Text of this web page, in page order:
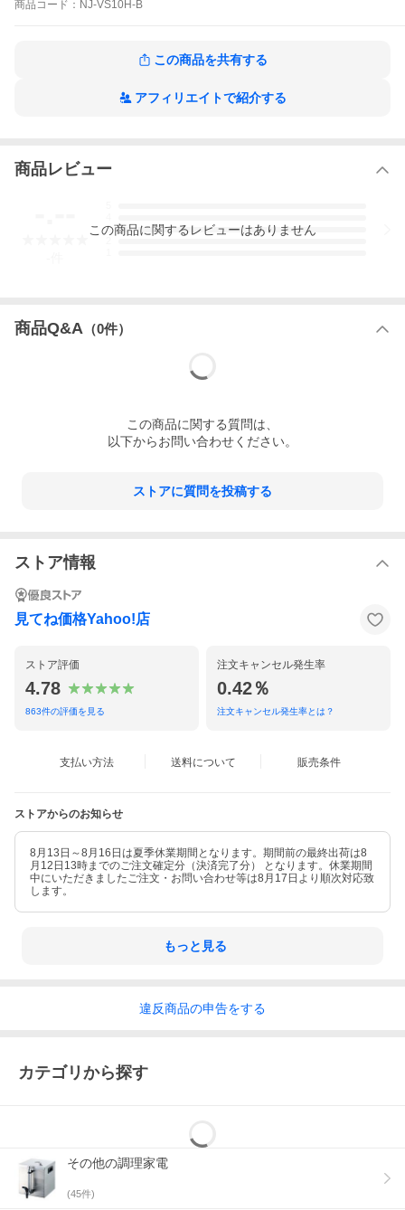
2層厚釜をダブル備長炭コートすることで、大火力を実現。「炭」
の力でごはんをふっくら炊き上げます
■遠赤放熱で一粒一粒に熱を届ける、胴周り炭コートと遠赤放熱板
胴周り、放熱板を炭コートすることで、ごはん全体を包み込むよ
超音波振動で吸水を促し、浸け置きなしでも、ふっくら炊けま
す。
■かまど炊きを手本にした「連続沸騰」
ふきこぼれるほどの大火力で一気に温度を上げ、連続した沸騰を
全方向から内釜を包み込む七重のヒーターで、お米全体に熱を伝
え、しっかりと粒感を立たせます。
大容量のカートリッジで大火力でもふきこぼさず、「おねば」か
らうまみだけをごはんに還元。連続沸騰を実現。
合数や温度に応じて適切な火加減をするために、センサーが直接
沸騰の温度を検知！繊細な火加減のコントロールでおいしいごは
・内面（フッ素）コート：100万回洗米ハードコート
・外面コート：ダブル備長炭コート 熾火
・胴周り炭コート：○
・放熱板（内ぶた）炭コート：○
・連続沸騰：○
・ヒーター（全面加熱）：7重
・ダイレクトセンサー：○
・超音波吸水：可変
・洗う部品点数：2点（内釜、内ぶた）
・1回あたりの炊飯時消費電力量：161.9Wh/回（白米 ふつう）
・質量：約4.8kg
商品 コード： NJ-VS10H-B
この商品を共有する
アフィリエイトで紹介する
商品レビュー
3
この商品に関するレビューはありません
商品Q&A （0件）
この商品に関する質問は、
以下からお問い合わせください。
ストアに質問を投稿する
ストア情報
見てね価格Yahoo!店
ストア評価
4.78
863件の評価を見る
注文キャンセル発生率
0.42％
注文キャンセル発生率とは？
支払い方法 送料について 販売条件
ストアからのお知らせ
8月13日～8月16日は夏季休業期間となります。期間前の最終出荷は8
月12日13時までのご注文確定分（決済完了分） となります。休業期間
中にいただきましたご注文・お問い合わせ等は8月17日より順次対応致
します。
もっと見る
違反商品の申告をする
カテゴリから探す
その他の調理家電
(45件)